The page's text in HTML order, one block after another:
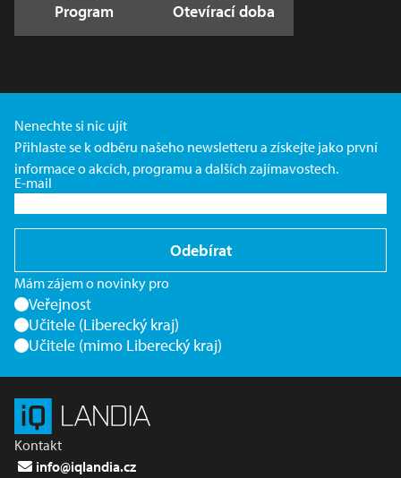
Program Otevírací doba
Nenechte si nic ujít
Přihlaste se k odběru našeho newsletteru a získejte jako první
informace o akcích, programu a dalších zajímavostech.
E-mail
Odebírat
Mám zájem o novinky pro
Veřejnost
Učitele (Liberecký kraj)
Učitele (mimo Liberecký kraj)
Kontakt
info@iqlandia.cz